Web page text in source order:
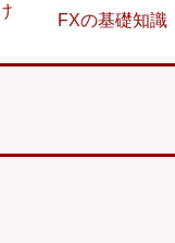
FXの基礎知識